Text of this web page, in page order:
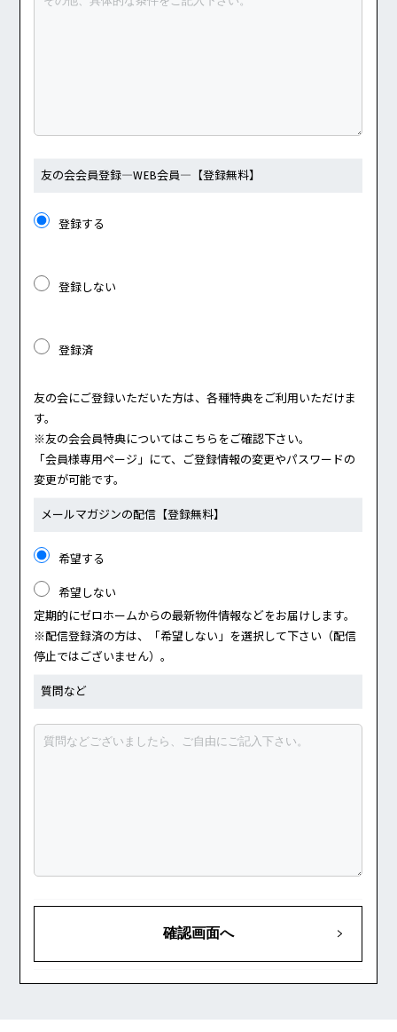
友の会会員登録―WEB会員― 【登録無料】
登録する
登録しない
登録済
友の会にご登録いただいた方は、各種特典をご利用いただけま
す。
※友の会会員特典については こちら をご確認下さい。
「会員様専用ページ」にて、ご登録情報の変更やパスワードの
変更が可能です。
メールマガジンの配信【登録無料】
希望する
希望しない
定期的にゼロホームからの最新物件情報などをお届けします。
※配信登録済の方は、「希望しない」を選択して下さい（配信
停止ではございません）。
質問など